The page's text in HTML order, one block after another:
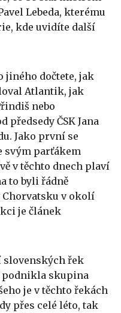
Lebeda, kterému
kde uvidíte další
jiného dočtete, jak
Atlantik, jak
nebo
předsedy ČSK Jana
Jako první se
svým parťákem
v těchto dnech plaví
to byli řádně
v okolí
je článek
slovenských řek
podnikla skupina
je v těchto řekách
přes celé léto, tak